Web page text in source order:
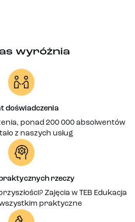
wyróżnia
doświadczenia
ponad 200 000 absolwentów
z naszych usług
rzeczy
Zajęcia w TEB Edukacja
praktyczne